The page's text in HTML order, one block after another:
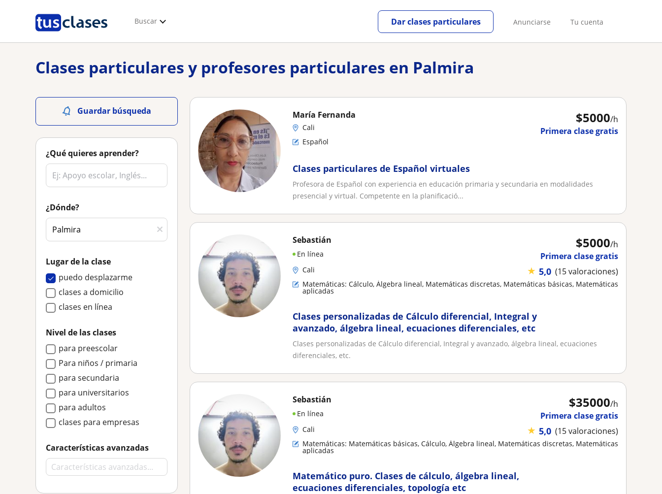
Buscar Anunciarse Tu cuenta
Dar clases particulares
Clases particulares y profesores particulares en Palmira
Guardar búsqueda
¿Qué quieres aprender?
¿Dónde?
Lugar de la clase
puedo desplazarme
clases a domicilio
clases en línea
Nivel de las clases
para preescolar
Para niños / primaria
para secundaria
para universitarios
para adultos
clases para empresas
Características avanzadas
$5000/h
Primera clase gratis
María Fernanda
Cali
Español
Clases particulares de Español virtuales
Profesora de Español con experiencia en educación primaria y secundaria en modalidades
presencial y virtual. Competente en la planificació...
$5000/h
Primera clase gratis
★ 5,0 (15 valoraciones)
Sebastián
En línea
Cali
Matemáticas: Cálculo, Álgebra lineal, Matemáticas discretas, Matemáticas básicas, Matemáticas
aplicadas
Clases personalizadas de Cálculo diferencial, Integral y
avanzado, álgebra lineal, ecuaciones diferenciales, etc
Clases personalizadas de Cálculo diferencial, Integral y avanzado, álgebra lineal, ecuaciones
diferenciales, etc.
$35000/h
Primera clase gratis
★ 5,0 (15 valoraciones)
Sebastián
En línea
Cali
Matemáticas: Matemáticas básicas, Cálculo, Álgebra lineal, Matemáticas discretas, Matemáticas
aplicadas
Matemático puro. Clases de cálculo, álgebra lineal,
ecuaciones diferenciales, topología etc